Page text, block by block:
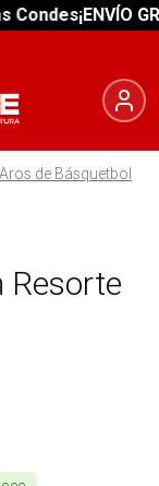
¡ENVÍO
Aros de Básquetbol
Resorte